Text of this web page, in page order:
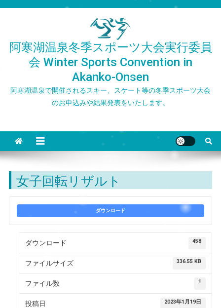
阿寒湖温泉冬季スポーツ大会実行委員
会 Winter Sports Convention in
Akanko-Onsen
阿寒湖温泉で開催されるスキー、スケート等の冬季スポーツ大会
のお申込みや結果発表をいたします。
女子回転リザルト
ダウンロード
ダウンロード 458
ファイルサイズ 336.55 KB
ファイル数 1
投稿日 2023年1月19日